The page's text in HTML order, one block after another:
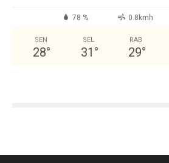
78 % 0.8kmh
SEN
28°
SEL
31 °
RAB
29°